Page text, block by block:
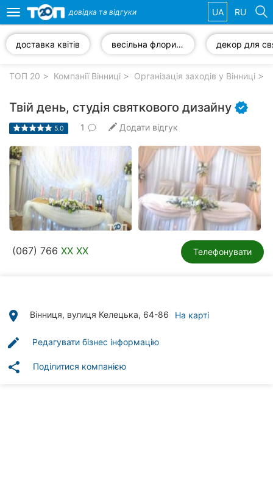
компанії
рубрики:
Стоматології
Ветеринарні
клініки
клініки
рубрики
Toggle
navigation
довідка та відгуки UA RU
доставка квітів весільна флористика декор для
ТОП 20 Компанії Вінниці Організація заходів у Вінниці
Твій день, студія святкового дизайну
5.0 1 Додати відгук
(067) 766 XX XX Телефонувати
place Вінниця, вулиця Келецька, 64-86 На карті
edit Редагувати бізнес інформацію
share Поділитися компанією